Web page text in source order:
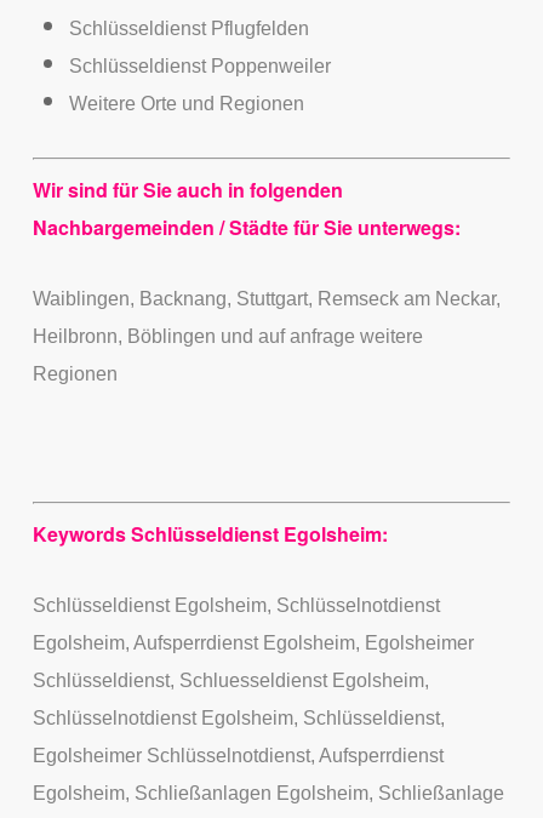
Schlüsseldienst Pflugfelden
Schlüsseldienst Poppenweiler
Weitere Orte und Regionen
Wir sind für Sie auch in folgenden
Nachbargemeinden / Städte für Sie unterwegs:
Waiblingen, Backnang, Stuttgart, Remseck am Neckar,
Heilbronn, Böblingen und auf anfrage weitere
Regionen
Keywords Schlüsseldienst Egolsheim:
Schlüsseldienst Egolsheim, Schlüsselnotdienst
Egolsheim, Aufsperrdienst Egolsheim, Egolsheimer
Schlüsseldienst, Schluesseldienst Egolsheim,
Schlüsselnotdienst Egolsheim, Schlüsseldienst,
Egolsheimer Schlüsselnotdienst, Aufsperrdienst
Egolsheim, Schließanlagen Egolsheim, Schließanlage